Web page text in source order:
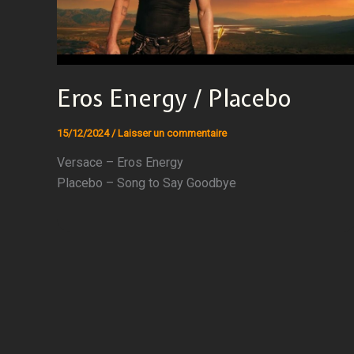
Eros Energy / Placebo
15/12/2024 /Laisser un commentaire
Versace – Eros Energy
Placebo – Song to Say Goodbye